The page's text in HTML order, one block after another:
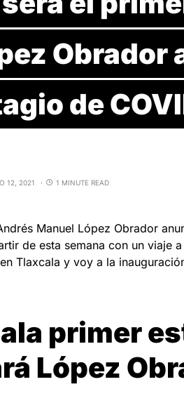
Obrador
de
12, 2021 1 MINUTE READ
Manuel López Obrador
de esta semana con un viaje
Tlaxcala y voy a la
primer
López